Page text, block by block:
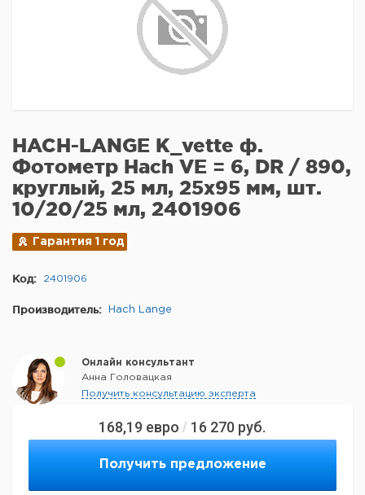
168,19 евро / 16 270 руб.
Получить предложение
HACH-LANGE K_vette ф.
Фотометр Hach VE = 6, DR / 890,
круглый, 25 мл, 25x95 мм, шт.
10/20/25 мл, 2401906
Гарантия 1 год
Код: 2401906
Производитель: Hach Lange
Онлайн консультант
Анна Головацкая
Получить консультацию эксперта